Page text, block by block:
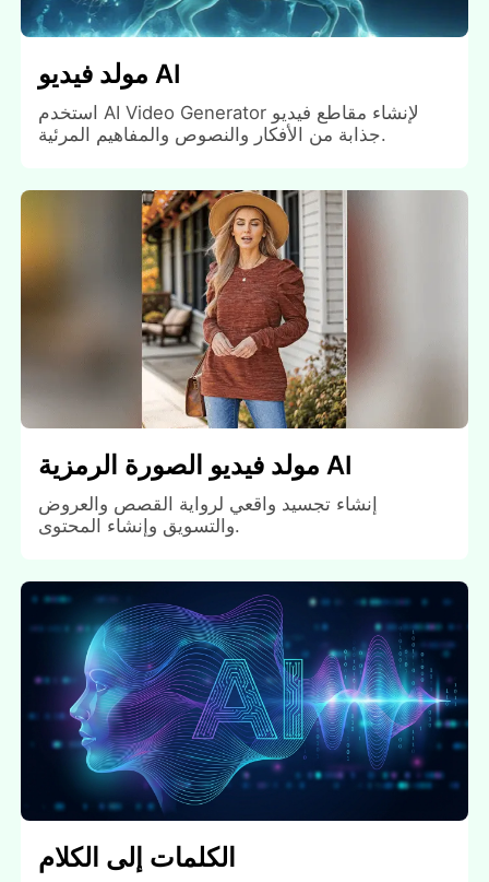
مولد فيديو AI
استخدم AI Video Generator لإنشاء مقاطع فيديو
جذابة من الأفكار والنصوص والمفاهيم المرئية.
مولد فيديو الصورة الرمزية AI
إنشاء تجسيد واقعي لرواية القصص والعروض
والتسويق وإنشاء المحتوى.
الكلمات إلى الكلام